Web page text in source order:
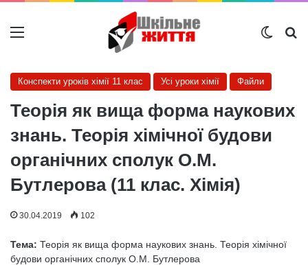
Меню
Конспекти уроків хімії 11 клас Усі уроки хімії Файли
Теорія як вища форма наукових
знань. Теорія хімічної будови
органічних сполук О.М.
Бутлерова (11 клас. Хімія)
30.04.2019 102
Тема: Теорія як вища форма наукових знань. Теорія хімічної
будови органічних сполук О.М. Бутлерова